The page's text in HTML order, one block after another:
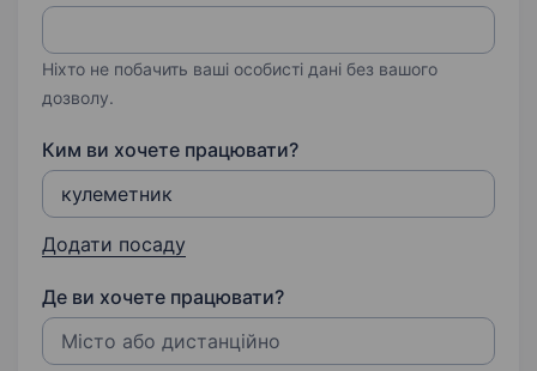
Ніхто не побачить ваші особисті дані без вашого
дозволу.
Ким ви хочете працювати?
Додати посаду
Де ви хочете працювати?